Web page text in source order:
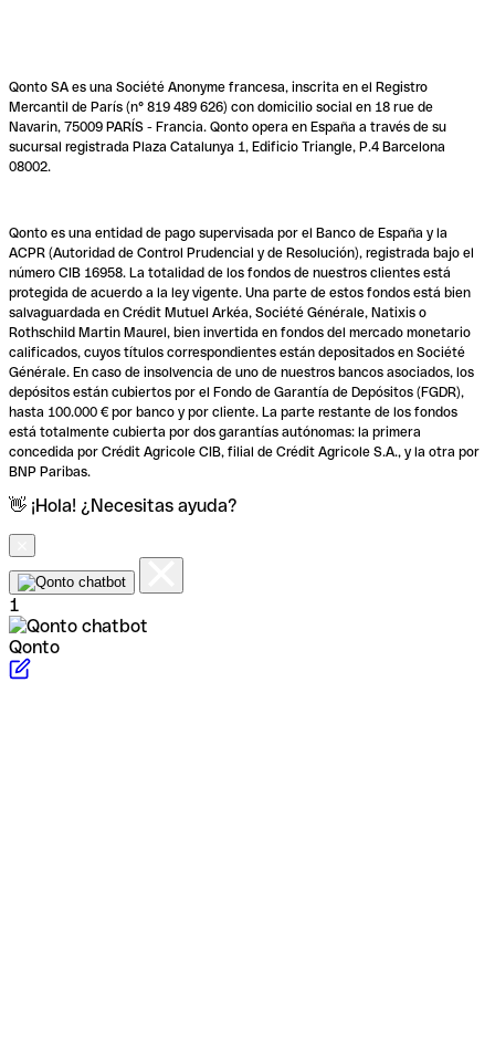
Qonto SA es una Société Anonyme francesa, inscrita en el Registro
Mercantil de París (n° 819 489 626) con domicilio social en 18 rue de
Navarin, 75009 PARÍS - Francia. Qonto opera en España a través de su
sucursal registrada Plaza Catalunya 1, Edificio Triangle, P.4 Barcelona
08002.
Qonto es una entidad de pago supervisada por el Banco de España y la
ACPR (Autoridad de Control Prudencial y de Resolución), registrada bajo el
número CIB 16958. La totalidad de los fondos de nuestros clientes está
protegida de acuerdo a la ley vigente. Una parte de estos fondos está bien
salvaguardada en Crédit Mutuel Arkéa, Société Générale, Natixis o
Rothschild Martin Maurel, bien invertida en fondos del mercado monetario
calificados, cuyos títulos correspondientes están depositados en Société
Générale. En caso de insolvencia de uno de nuestros bancos asociados, los
depósitos están cubiertos por el Fondo de Garantía de Depósitos (FGDR),
hasta 100.000 € por banco y por cliente. La parte restante de los fondos
está totalmente cubierta por dos garantías autónomas: la primera
concedida por Crédit Agricole CIB, filial de Crédit Agricole S.A., y la otra por
BNP Paribas.
👋 ¡Hola! ¿Necesitas ayuda?
1
Qonto